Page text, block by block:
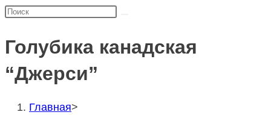
по
Поиск
сайте
Голубика канадская
“Джерси”
Главная>